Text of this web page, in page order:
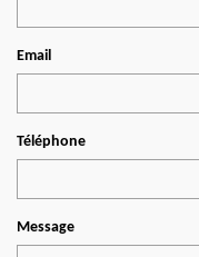
Email
Téléphone
Message